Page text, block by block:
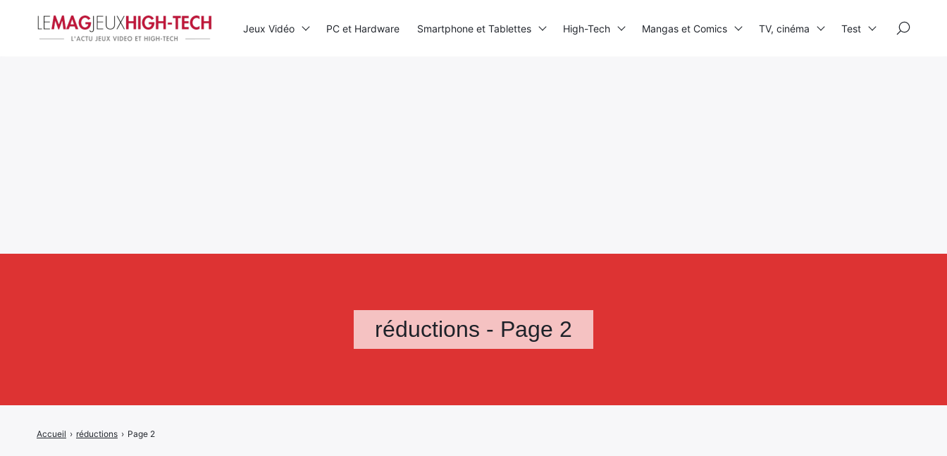
réductions - Page 2
Accueil › réductions › Page 2
Jeux Vidéo PC et Hardware Smartphone et Tablettes High-Tech Mangas et Comics TV, cinéma Test